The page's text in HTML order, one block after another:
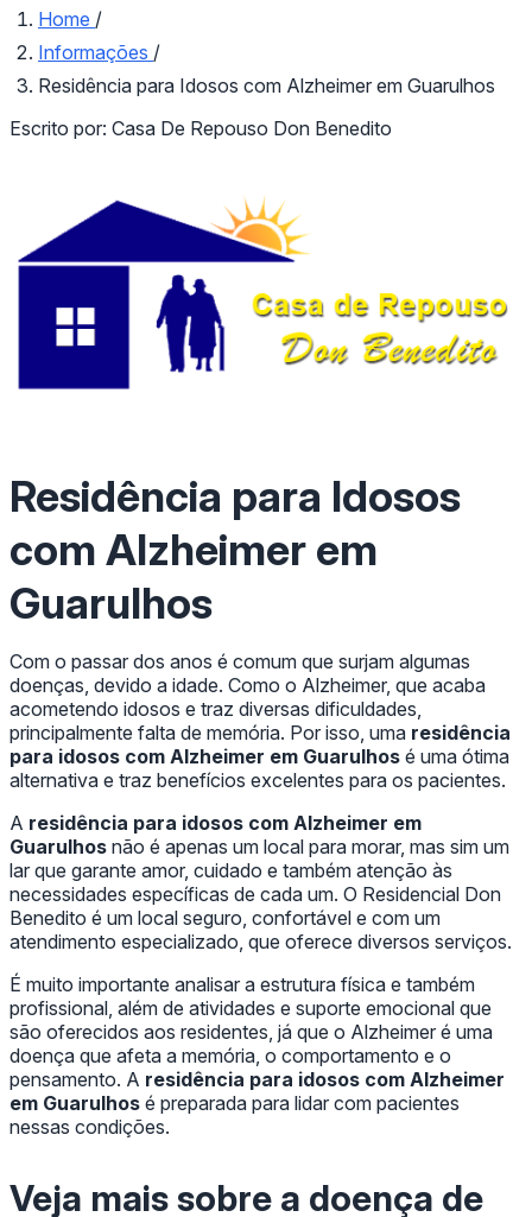
Home /
Informações /
Residência para Idosos com Alzheimer em Guarulhos
Escrito por: Casa De Repouso Don Benedito
Residência para Idosos
com Alzheimer em
Guarulhos
Com o passar dos anos é comum que surjam algumas
doenças, devido a idade. Como o Alzheimer, que acaba
acometendo idosos e traz diversas dificuldades,
principalmente falta de memória. Por isso, uma residência
para idosos com Alzheimer em Guarulhos é uma ótima
alternativa e traz benefícios excelentes para os pacientes.
A residência para idosos com Alzheimer em
Guarulhos não é apenas um local para morar, mas sim um
lar que garante amor, cuidado e também atenção às
necessidades específicas de cada um. O Residencial Don
Benedito é um local seguro, confortável e com um
atendimento especializado, que oferece diversos serviços.
É muito importante analisar a estrutura física e também
profissional, além de atividades e suporte emocional que
são oferecidos aos residentes, já que o Alzheimer é uma
doença que afeta a memória, o comportamento e o
pensamento. A residência para idosos com Alzheimer
em Guarulhos é preparada para lidar com pacientes
nessas condições.
Veja mais sobre a doença de